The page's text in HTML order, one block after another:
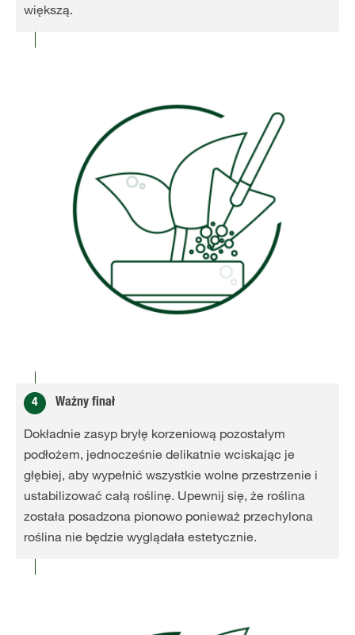
większą.
4 Ważny finał
Dokładnie zasyp bryłę korzeniową pozostałym
podłożem, jednocześnie delikatnie wciskając je
głębiej, aby wypełnić wszystkie wolne przestrzenie i
ustabilizować całą roślinę. Upewnij się, że roślina
została posadzona pionowo ponieważ przechylona
roślina nie będzie wyglądała estetycznie.